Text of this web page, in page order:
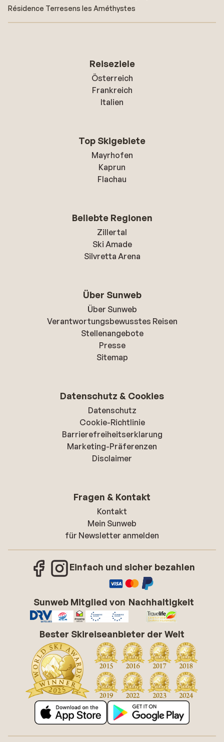
Résidence Terresens les Améthystes
Reiseziele
Österreich
Frankreich
Italien
Top Skigebiete
Mayrhofen
Kaprun
Flachau
Beliebte Regionen
Zillertal
Ski Amade
Silvretta Arena
Über Sunweb
Über Sunweb
Verantwortungsbewusstes Reisen
Stellenangebote
Presse
Sitemap
Datenschutz & Cookies
Datenschutz
Cookie-Richtlinie
Barrierefreiheitserklarung
Marketing-Präferenzen
Disclaimer
Fragen & Kontakt
Kontakt
Mein Sunweb
für Newsletter anmelden
Einfach und sicher bezahlen
Sunweb Mitglied von Nachhaltigkeit
Bester Skireiseanbieter der Welt